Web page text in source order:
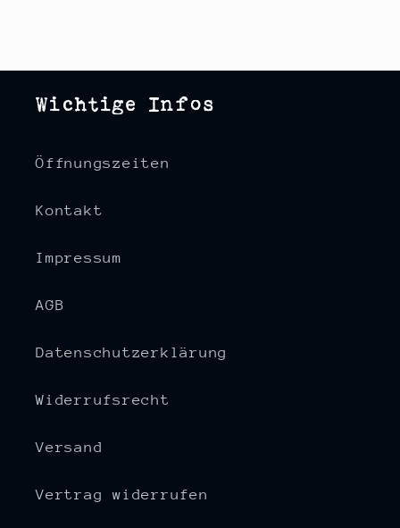
Wichtige Infos
Öffnungszeiten
Kontakt
Impressum
AGB
Datenschutzerklärung
Widerrufsrecht
Versand
Vertrag widerrufen